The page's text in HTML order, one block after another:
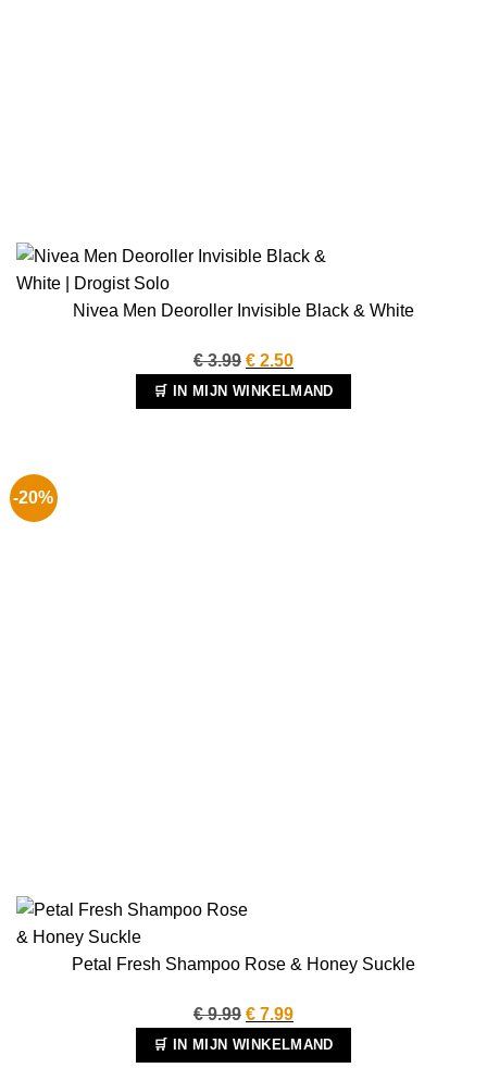
Nivea Men Deoroller Invisible Black & White
€3.99 Oorspronkelijke
prijs
was:
€ 2.50Huidige
prijs
is:
🛒 IN MIJN WINKELMAND
-20%
Petal Fresh Shampoo Rose & Honey Suckle
€9.99 Oorspronkelijke
prijs
€ 7.99Huidige
prijs
🛒 IN MIJN WINKELMAND